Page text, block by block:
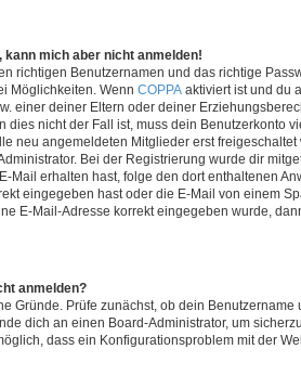
kann mich aber nicht anmelden!
richtigen Benutzernamen und das richtige
Möglichkeiten. Wenn COPPA aktiviert ist und du
einer deiner Eltern oder deiner
dies nicht der Fall ist, muss dein Benutzerkonto
neu angemeldeten Mitglieder erst
Bei der Registrierung wurde dir
Mail erhalten hast, folge den dort enthaltenen
eingegeben hast oder die E-Mail von einem
E-Mail-Adresse korrekt eingegeben wurde,
anmelden?
Gründe. Prüfe zunächst, ob dein
dich an einen Board-Administrator, um
dass ein Konfigurationsproblem mit der